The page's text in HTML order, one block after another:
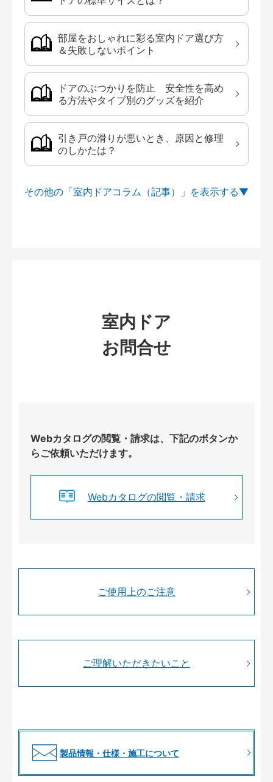
部屋をおしゃれに彩る室内ドア選び方
＆失敗しないポイント
ドアのぶつかりを防止 安全性を高め
る方法やタイプ別のグッズを紹介
引き戸の滑りが悪いとき、原因と修理
のしかたは？
その他の「室内ドアコラム（記事）」を
室内ドア
お問合せ
Webカタログの閲覧・請求は、下記のボタンか
らご依頼いただけます。
Webカタログの閲覧・請求
ご使用上のご注意
ご理解いただきたいこと
製品情報・仕様・施工について